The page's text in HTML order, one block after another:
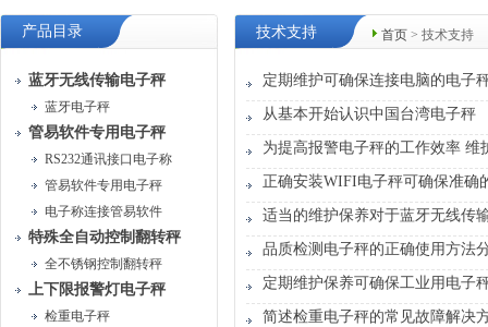
产品目录
蓝牙无线传输电子秤
蓝牙电子秤
管易软件专用电子秤
RS232通讯接口电子称
管易软件专用电子秤
电子称连接管易软件
特殊全自动控制翻转秤
全不锈钢控制翻转秤
上下限报警灯电子秤
检重电子秤
首页 > 技术支持
技术支持
定期维护可确保连接电脑的电子
从基本开始认识中国台湾电子秤
为提高报警电子秤的工作效率 维
正确安装WIFI电子秤可确保准确
适当的维护保养对于蓝牙无线传
品质检测电子秤的正确使用方法
定期维护保养可确保工业用电子
简述检重电子秤的常见故障解决